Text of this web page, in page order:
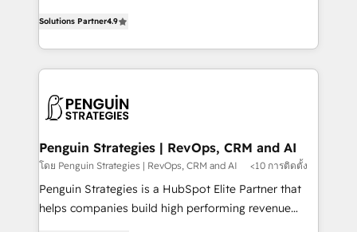
development, and project management. We have
100% US-based, FTE team members. We offer
migrations from other platforms, systems
integration, extensibility, custom development, and
entreprises qui auront réussi leur transformation. Le
problème ? 58% des dirigeants savent que l'IA est
vitale pour leur survie. Mais 57% n'ont aucune
données. C'est le paradoxe français : conscience
Augmentée. Ce n'est pas une entreprise qui utilise
l'IA. C'est une organisation qui a réussi la symbiose
entre l'expertise humaine et l'intelligence artificielle.
Pas pour remplacer l'humain, mais pour l'augmenter.
Solutions Partner4.9
Penguin Strategies | RevOps, CRM and AI
โดย Penguin Strategies | RevOps, CRM and AI <10 การติดตั้ง
Penguin Strategies is a HubSpot Elite Partner that
helps companies build high performing revenue